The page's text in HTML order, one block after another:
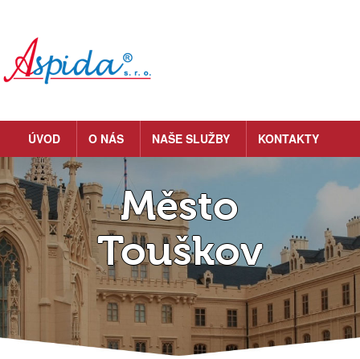
ÚVOD O NÁS NAŠE SLUŽBY KONTAKTY
Město
Touškov